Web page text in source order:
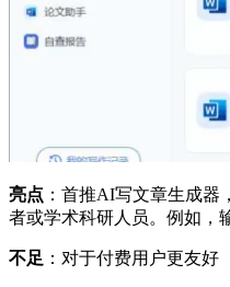
亮点 ：首推AI写文章生成
者或学术科研人员。例如，
不足 ：对于付费用户更友好